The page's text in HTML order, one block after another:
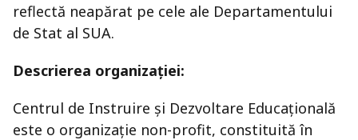
reflectă neapărat pe cele ale Departamentului
de Stat al SUA.
Descrierea organizației:
Centrul de Instruire și Dezvoltare Educațională
este o organizație non-profit, constituită în